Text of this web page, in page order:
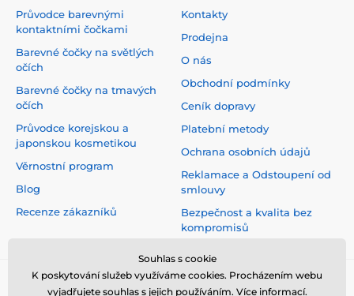
Průvodce barevnými
kontaktními čočkami
Barevné čočky na světlých
očích
Barevné čočky na tmavých
očích
Průvodce korejskou a
japonskou kosmetikou
Věrnostní program
Blog
Recenze zákazníků
Kontakty
Prodejna
O nás
Obchodní podmínky
Ceník dopravy
Platební metody
Ochrana osobních údajů
Reklamace a Odstoupení od
smlouvy
Bezpečnost a kvalita bez
kompromisů
Souhlas s cookie
K poskytování služeb využíváme cookies. Procházením webu
vyjadřujete souhlas s jejich používáním. Více informací.